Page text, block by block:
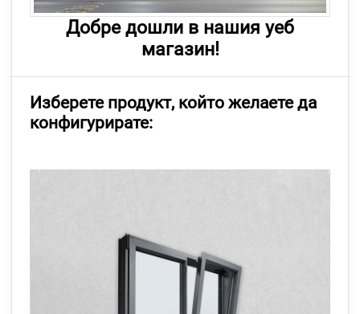
Добре дошли в нашия уеб
магазин!
Изберете продукт, който желаете да
конфигурирате: